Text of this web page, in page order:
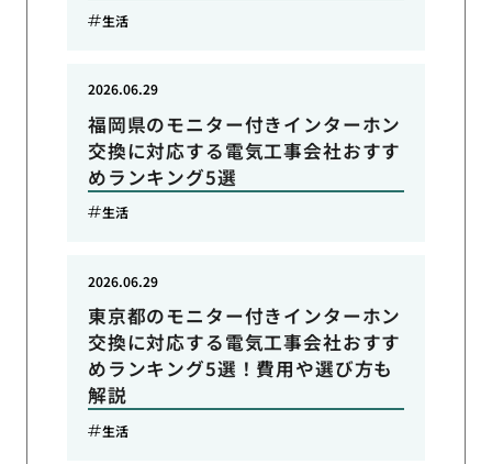
生活
福岡県のモニター付きインターホン
交換に対応する電気工事会社おすす
めランキング5選
2026.06.29
生活
東京都のモニター付きインターホン
交換に対応する電気工事会社おすす
めランキング5選！費用や選び方も
解説
2026.06.29
生活